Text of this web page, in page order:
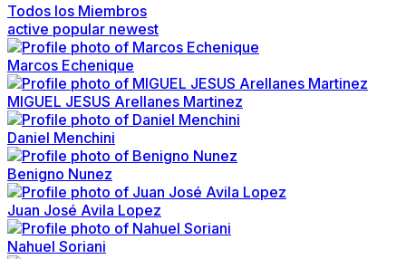
Todos los Miembros
active popular newest
Marcos Echenique
MIGUEL JESUS Arellanes Martinez
Daniel Menchini
Benigno Nunez
Juan José Avila Lopez
Nahuel Soriani